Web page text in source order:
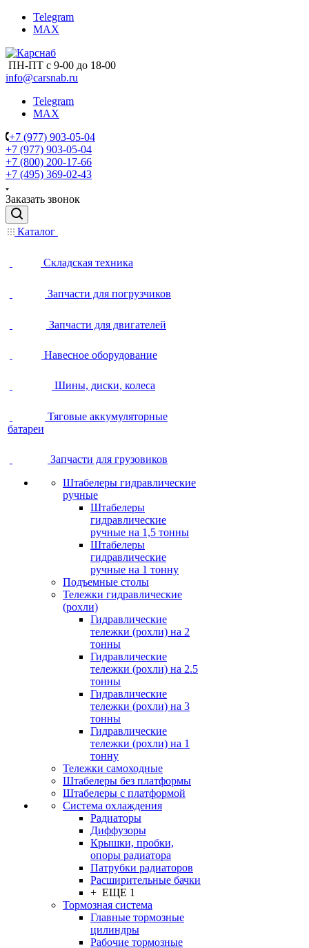
Telegram
MAX
ПН-ПТ с 9-00 до 18-00
info@carsnab.ru
Telegram
MAX
+7 (977) 903-05-04
+7 (977) 903-05-04
+7 (800) 200-17-66
+7 (495) 369-02-43
Заказать звонок
Каталог
Складская техника
Запчасти для погрузчиков
Запчасти для двигателей
Навесное оборудование
Шины, диски, колеса
Тяговые аккумуляторные
батареи
Запчасти для грузовиков
Штабелеры гидравлические
ручные
Штабелеры
гидравлические
ручные на 1,5 тонны
Штабелеры
гидравлические
ручные на 1 тонну
Подъемные столы
Тележки гидравлические
(рохли)
Гидравлические
тележки (рохли) на 2
тонны
Гидравлические
тележки (рохли) на 2.5
тонны
Гидравлические
тележки (рохли) на 3
тонны
Гидравлические
тележки (рохли) на 1
тонну
Тележки самоходные
Штабелеры без платформы
Штабелеры с платформой
Система охлаждения
Радиаторы
Диффузоры
Крышки, пробки,
опоры радиатора
Патрубки радиаторов
Расширительные бачки
+ ЕЩЕ 1
Тормозная система
Главные тормозные
цилиндры
Рабочие тормозные